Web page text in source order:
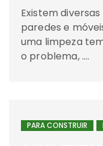
Existem
paredes e
uma limpeza
o problema, ….
PARA CONSTRUIR